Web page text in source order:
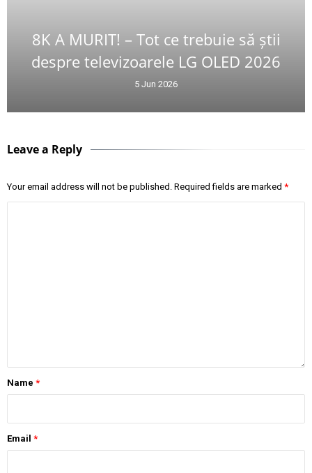
8K A MURIT! – Tot ce trebuie să știi
despre televizoarele LG OLED 2026
5 Jun 2026
Leave a Reply
Your email address will not be published. Required fields are marked *
Name *
Email *